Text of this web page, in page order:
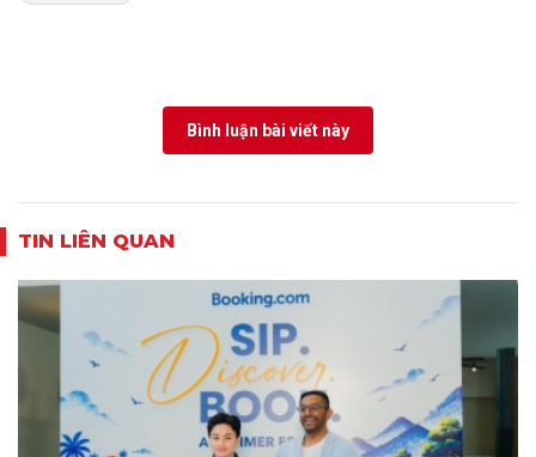
Bình luận bài viết này
TIN LIÊN QUAN